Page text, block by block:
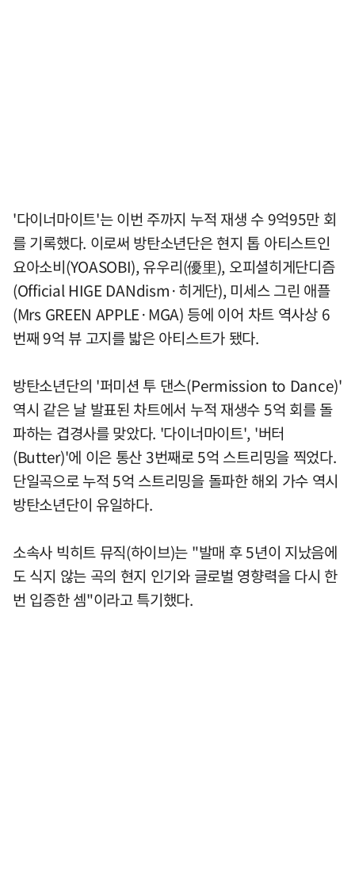
'다이너마이트'는 이번 주까지 누적 재생 수 9억95만 회
를 기록했다. 이로써 방탄소년단은 현지 톱 아티스트인
요아소비(YOASOBI), 유우리(優里), 오피셜히게단디즘
(Official HIGE DANdism·히게단), 미세스 그린 애플
(Mrs GREEN APPLE·MGA) 등에 이어 차트 역사상 6
번째 9억 뷰 고지를 밟은 아티스트가 됐다.
방탄소년단의 '퍼미션 투 댄스(Permission to Dance)'
역시 같은 날 발표된 차트에서 누적 재생수 5억 회를 돌
파하는 겹경사를 맞았다. '다이너마이트', '버터
(Butter)'에 이은 통산 3번째로 5억 스트리밍을 찍었다.
단일곡으로 누적 5억 스트리밍을 돌파한 해외 가수 역시
방탄소년단이 유일하다.
소속사 빅히트 뮤직(하이브)는 "발매 후 5년이 지났음에
도 식지 않는 곡의 현지 인기와 글로벌 영향력을 다시 한
번 입증한 셈"이라고 특기했다.